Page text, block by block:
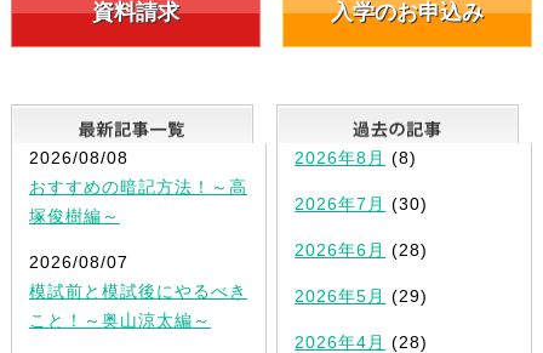
資料請求 入学のお申込み
最新記事一覧
2026/08/08
おすすめの暗記方法！～高
塚俊樹編～
2026/08/07
模試前と模試後にやるべき
こと！～奥山涼太編～
2026年8月 (8)
2026年7月 (30)
2026年6月 (28)
2026年5月 (29)
2026年4月 (28)